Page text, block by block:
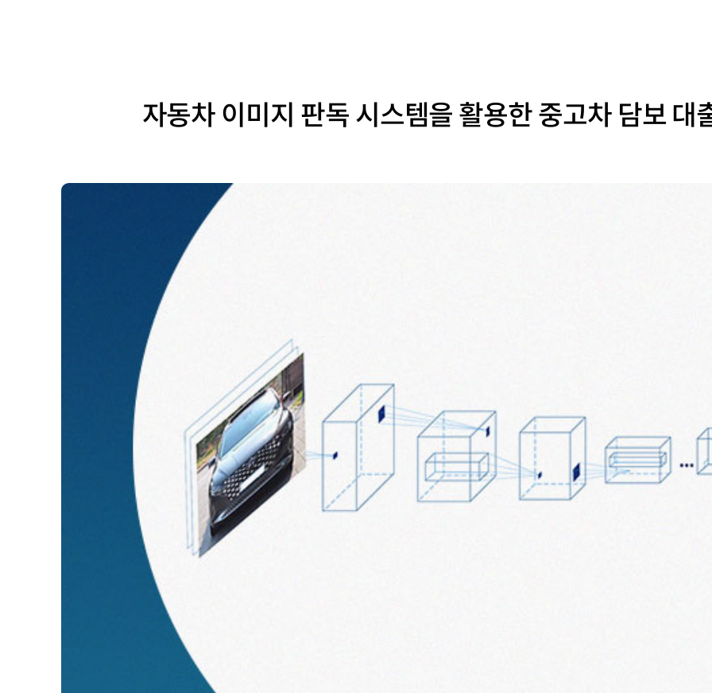
자동차 이미지 판독 시스템을 활용한 중고차 담보 대